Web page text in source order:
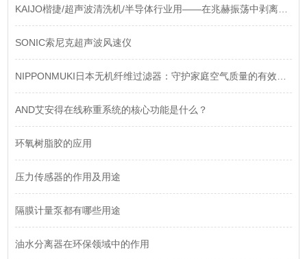
KAIJO楷捷/超声波清洗机/半导体行业用——在兆赫振荡中剥离纳米级污染“幽灵“
SONIC索尼克超声波风速仪
NIPPONMUKI日本无机纤维过滤器：守护家庭空气质量的有效工具
AND艾安得在线称重系统的核心功能是什么？
环氧树脂胶的应用
压力传感器的作用及用途
隔膜计量泵都有哪些用途
油水分离器在环保领域中的作用